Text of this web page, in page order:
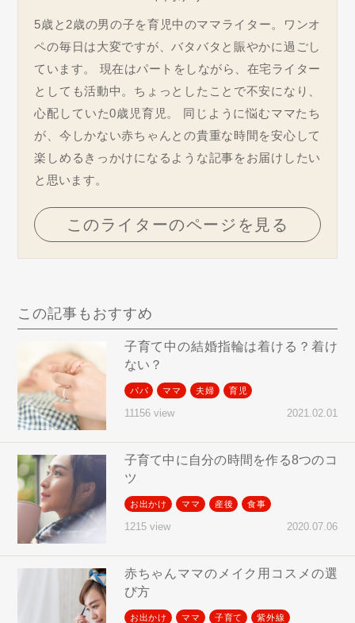
5歳と2歳の男の子を育児中のママライター。ワンオ
ペの毎日は大変ですが、バタバタと賑やかに過ごし
ています。 現在はパートをしながら、在宅ライター
としても活動中。ちょっとしたことで不安になり、
心配していた0歳児育児。 同じように悩むママたち
が、今しかない赤ちゃんとの貴重な時間を安心して
楽しめるきっかけになるような記事をお届けしたい
と思います。
このライターのページを見る
この記事もおすすめ
子育て中の結婚指輪は着ける？着け
ない？
パパ ママ 夫婦 育児
11156 view 2021.02.01
子育て中に自分の時間を作る8つのコ
ツ
お出かけ ママ 産後 食事
1215 view 2020.07.06
赤ちゃんママのメイク用コスメの選
び方
お出かけ ママ 子育て 紫外線